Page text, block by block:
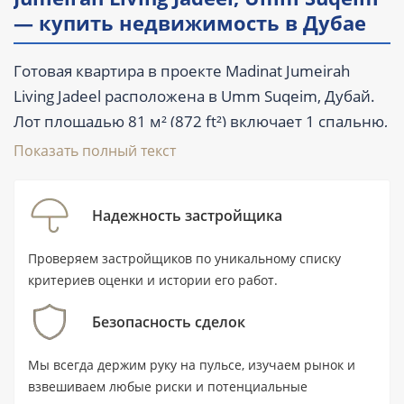
— купить недвижимость в Дубае
Готовая квартира в проекте Madinat Jumeirah
Living Jadeel расположена в Umm Suqeim, Дубай.
Лот площадью 81 м² (872 ft²) включает 1 спальню,
2 ванные комнаты, балкон и террасу;
сдан во II квартале 2025 года, поэтому квартиру
можно рассматривать для покупки на вторичном
1 450 000 AED.
Ключевые характеристики
Тип недвижимости: готовая квартира с
Показать полный текст
Надежность застройщика
Проверяем застройщиков по уникальному списку
критериев оценки и истории его работ.
Безопасность сделок
Мы всегда держим руку на пульсе, изучаем рынок и
взвешиваем любые риски и потенциальные